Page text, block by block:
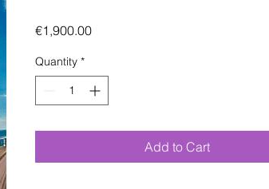
€1,900.00Price
Quantity *
Add to Cart